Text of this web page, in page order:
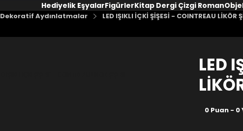
Hediyelik EşyalarFigürlerKitap Dergi Çizgi Roman
Dekoratif Aydınlatmalar LED IŞIKLI İÇKİ ŞİŞESİ - COINTREAU LİKÖR
LED
0 Puan - 0